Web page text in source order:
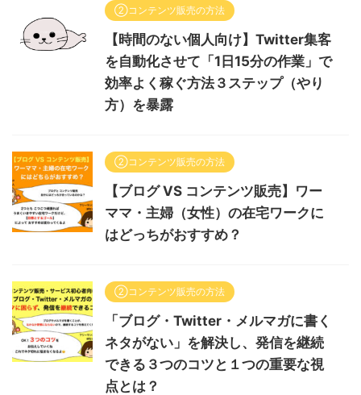
②コンテンツ販売の方法
【時間のない個人向け】Twitter集客
を自動化させて「1日15分の作業」で
効率よく稼ぐ方法３ステップ（やり
方）を暴露
②コンテンツ販売の方法
【ブログ VS コンテンツ販売】ワー
ママ・主婦（女性）の在宅ワークに
はどっちがおすすめ？
②コンテンツ販売の方法
「ブログ・Twitter・メルマガに書く
ネタがない」を解決し、発信を継続
できる３つのコツと１つの重要な視
点とは？